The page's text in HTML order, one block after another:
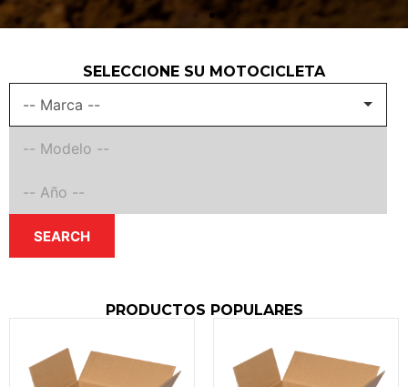
SELECCIONE SU MOTOCICLETA
SEARCH
PRODUCTOS POPULARES